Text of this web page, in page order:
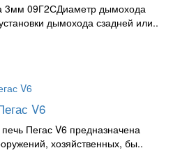
3мм 09Г2СДиаметр дымохода
дымохода сзадней или..
V6
Пегас V6 предназначена
хозяйственных, бы..